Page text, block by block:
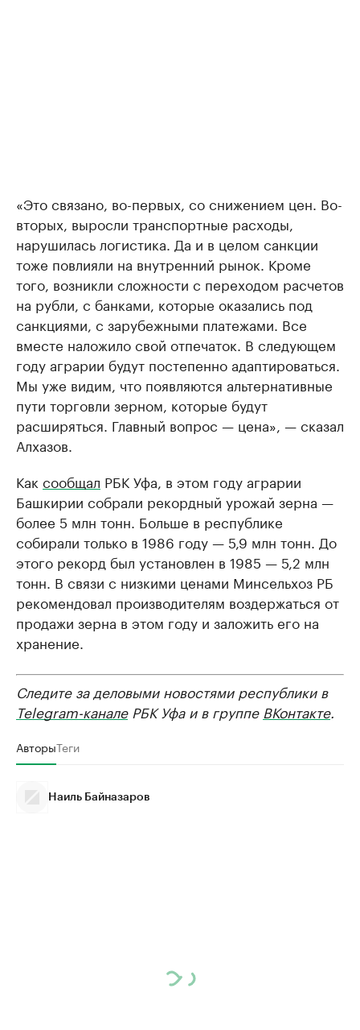
«Это связано, во-первых, со снижением цен. Во-
вторых, выросли транспортные расходы,
нарушилась логистика. Да и в целом санкции
тоже повлияли на внутренний рынок. Кроме
того, возникли сложности с переходом расчетов
на рубли, с банками, которые оказались под
санкциями, с зарубежными платежами. Все
вместе наложило свой отпечаток. В следующем
году аграрии будут постепенно адаптироваться.
Мы уже видим, что появляются альтернативные
пути торговли зерном, которые будут
расширяться. Главный вопрос — цена», — сказал
Алхазов.
Как сообщал РБК Уфа, в этом году аграрии
Башкирии собрали рекордный урожай зерна —
более 5 млн тонн. Больше в республике
собирали только в 1986 году — 5,9 млн тонн. До
этого рекорд был установлен в 1985 — 5,2 млн
тонн. В связи с низкими ценами Минсельхоз РБ
рекомендовал производителям воздержаться от
продажи зерна в этом году и заложить его на
хранение.
Следите за деловыми новостями республики в
Telegram-каналеРБК Уфа и в группе ВКонтакте.
АвторыТеги
Наиль Байназаров